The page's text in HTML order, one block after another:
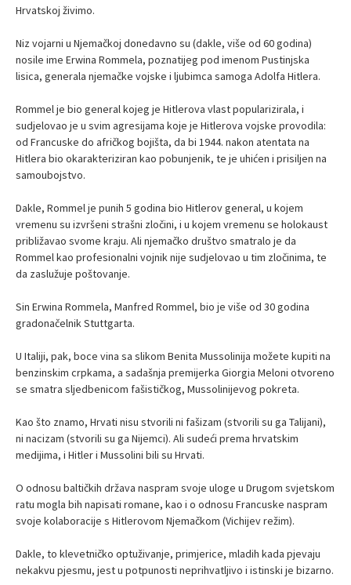
Hrvatskoj živimo.
Niz vojarni u Njemačkoj donedavno su (dakle, više od 60 godina)
nosile ime Erwina Rommela, poznatijeg pod imenom Pustinjska
lisica, generala njemačke vojske i ljubimca samoga Adolfa Hitlera.
Rommel je bio general kojeg je Hitlerova vlast popularizirala, i
sudjelovao je u svim agresijama koje je Hitlerova vojske provodila:
od Francuske do afričkog bojišta, da bi 1944. nakon atentata na
Hitlera bio okarakteriziran kao pobunjenik, te je uhićen i prisiljen na
samoubojstvo.
Dakle, Rommel je punih 5 godina bio Hitlerov general, u kojem
vremenu su izvršeni strašni zločini, i u kojem vremenu se holokaust
približavao svome kraju. Ali njemačko društvo smatralo je da
Rommel kao profesionalni vojnik nije sudjelovao u tim zločinima, te
da zaslužuje poštovanje.
Sin Erwina Rommela, Manfred Rommel, bio je više od 30 godina
gradonačelnik Stuttgarta.
U Italiji, pak, boce vina sa slikom Benita Mussolinija možete kupiti na
benzinskim crpkama, a sadašnja premijerka Giorgia Meloni otvoreno
se smatra sljedbenicom fašističkog, Mussolinijevog pokreta.
Kao što znamo, Hrvati nisu stvorili ni fašizam (stvorili su ga Talijani),
ni nacizam (stvorili su ga Nijemci). Ali sudeći prema hrvatskim
medijima, i Hitler i Mussolini bili su Hrvati.
O odnosu baltičkih država naspram svoje uloge u Drugom svjetskom
ratu mogla bih napisati romane, kao i o odnosu Francuske naspram
svoje kolaboracije s Hitlerovom Njemačkom (Vichijev režim).
Dakle, to klevetničko optuživanje, primjerice, mladih kada pjevaju
nekakvu pjesmu, jest u potpunosti neprihvatljivo i istinski je bizarno.